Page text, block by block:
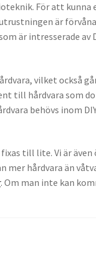
För att kunna
är
är intresserade av
vilket också
till hårdvara som
behövs inom
till lite. Vi är
mer hårdvara än
. Om man inte kan